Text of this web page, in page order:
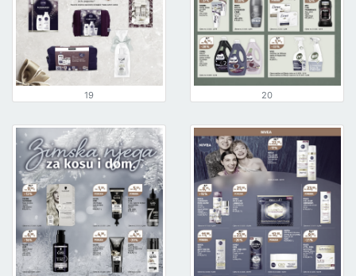
19 20